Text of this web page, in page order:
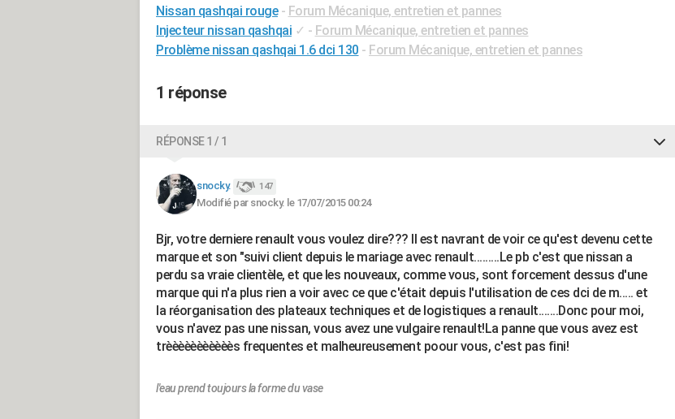
Nissan qashqai rouge - Forum Mécanique, entretien et pannes
Injecteur nissan qashqai ✓ - Forum Mécanique, entretien et pannes
Problème nissan qashqai 1.6 dci 130 - Forum Mécanique, entretien et pannes
1 réponse
RÉPONSE 1 / 1
snocky. 147
Modifié par snocky. le 17/07/2015 00:24
Bjr, votre derniere renault vous voulez dire??? Il est navrant de voir ce qu'est devenu cette
marque et son "suivi client depuis le mariage avec renault.........Le pb c'est que nissan a
perdu sa vraie clientèle, et que les nouveaux, comme vous, sont forcement dessus d'une
marque qui n'a plus rien a voir avec ce que c'était depuis l'utilisation de ces dci de m..... et
la réorganisation des plateaux techniques et de logistiques a renault.......Donc pour moi,
vous n'avez pas une nissan, vous avez une vulgaire renault!La panne que vous avez est
trèèèèèèèèèèès frequentes et malheureusement poour vous, c'est pas fini!
l'eau prend toujours la forme du vase